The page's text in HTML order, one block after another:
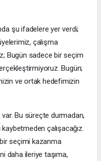
şu ifadelere yer verdi;
çalışma
Bugün sadece bir seçim
Bugün;
ve ortak hedefimizin
Bu süreçte durmadan,
çalışacağız.
seçimi kazanma
daha ileriye taşıma,